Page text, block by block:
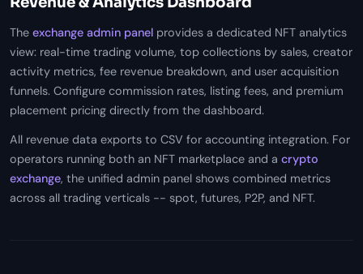
The exchange admin panel provides a dedicated NFT analytics
view: real-time trading volume, top collections by sales, creator
activity metrics, fee revenue breakdown, and user acquisition
funnels. Configure commission rates, listing fees, and premium
placement pricing directly from the dashboard.
All revenue data exports to CSV for accounting integration. For
operators running both an NFT marketplace and a crypto
exchange, the unified admin panel shows combined metrics
across all trading verticals -- spot, futures, P2P, and NFT.